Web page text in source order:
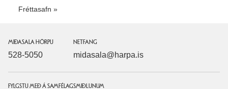
Fréttasafn
MIÐASALA HÖRPU
528-5050
NETFANG
midasala@harpa.is
FYLGSTU MEÐ Á SAMFÉLAGSMIÐLUNUM